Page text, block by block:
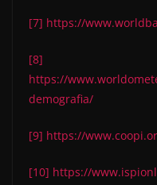
[7] https://
[8]
https://
demografia/
[9] https://
[10] https://